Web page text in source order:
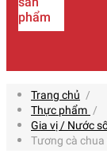
phẩm
Trang chủ /
Thực phẩm /
Gia vị / Nước
Tương cà